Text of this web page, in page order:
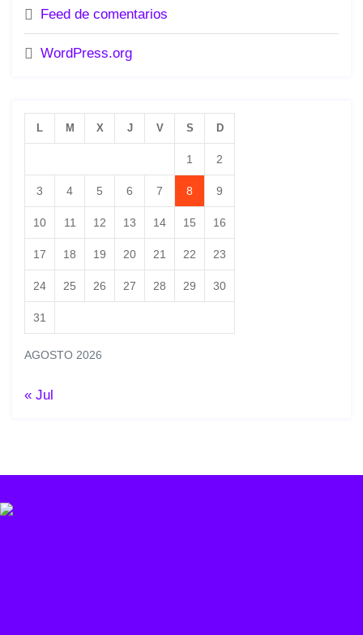
Feed de comentarios
WordPress.org
AGOSTO 2026
L M X J V S D
1 2
3 4 5 6 7 8 9
10 11 12 13 14 15 16
17 18 19 20 21 22 23
24 25 26 27 28 29 30
31
« Jul